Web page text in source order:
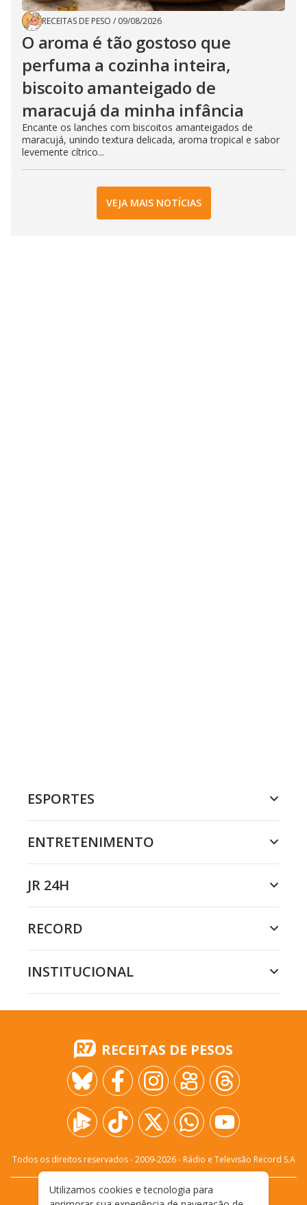
RECEITAS DE PESO / 09/08/2026
O aroma é tão gostoso que
perfuma a cozinha inteira,
biscoito amanteigado de
maracujá da minha infância
Encante os lanches com biscoitos amanteigados de
maracujá, unindo textura delicada, aroma tropical e sabor
levemente cítrico...
VEJA MAIS NOTÍCIAS
ESPORTES
ENTRETENIMENTO
JR 24H
RECORD
INSTITUCIONAL
RECEITAS DE PESOS
Todos os direitos reservados - 2009-2026- Rádio e Televisão Record S.A
FALE CONOSCO PRIVACIDADE
Utilizamos cookies e tecnologia para